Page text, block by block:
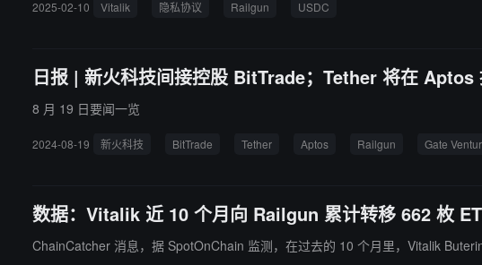
2025-02-10 Vitalik 隐私协议 Railgun USDC
日报 | 新火科技间接控股 BitTrade；Tether 将在
8 月 19 日要闻一览
2024-08-19 新火科技 BitTrade Tether Aptos Railgun Gate
数据：Vitalik 近 10 个月向 Railgun 累计转移 662 枚
ChainCatcher 消息，据 SpotOnChain 监测，在过去的 10 个月里，Vitalik